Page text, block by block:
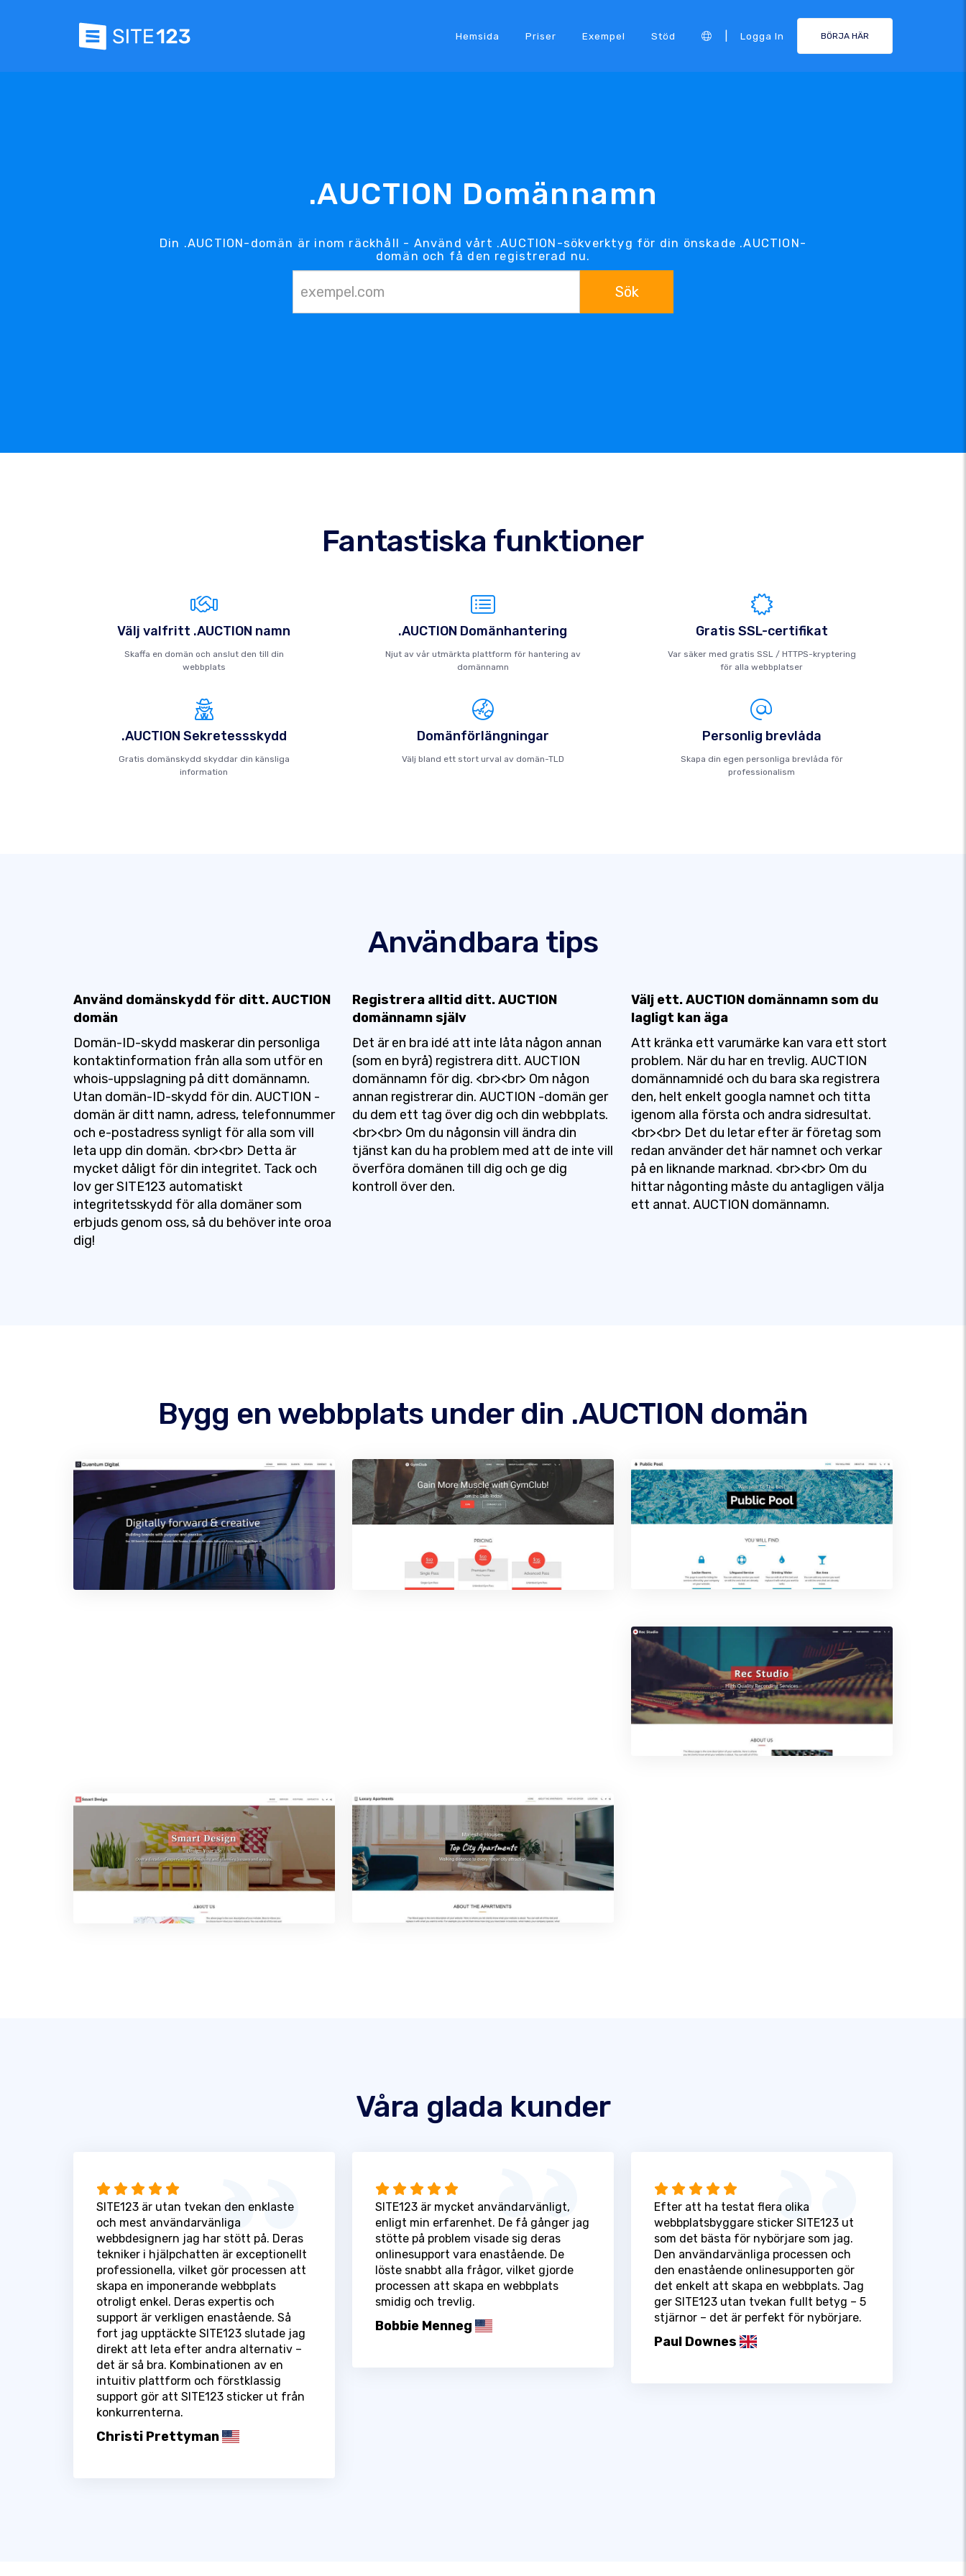
Hemsida Priser Exempel Stöd Logga In BÖRJA HÄR
.AUCTION Domännamn
Din .AUCTION-domän är inom räckhåll - Använd vårt .AUCTION-sökverktyg för din önskade .AUCTION-
domän och få den registrerad nu.
Sök
Fantastiska funktioner
Välj valfritt .AUCTION namn
Skaffa en domän och anslut den till din
webbplats
.AUCTION Domänhantering
Njut av vår utmärkta plattform för hantering av
domännamn
Gratis SSL-certifikat
Var säker med gratis SSL / HTTPS-kryptering
för alla webbplatser
.AUCTION Sekretessskydd
Gratis domänskydd skyddar din känsliga
information
Domänförlängningar
Välj bland ett stort urval av domän-TLD
Personlig brevlåda
Skapa din egen personliga brevlåda för
professionalism
Användbara tips
Använd domänskydd för ditt. AUCTION
domän
Domän-ID-skydd maskerar din personliga
kontaktinformation från alla som utför en
whois-uppslagning på ditt domännamn.
Utan domän-ID-skydd för din. AUCTION -
domän är ditt namn, adress, telefonnummer
och e-postadress synligt för alla som vill
leta upp din domän. <br><br> Detta är
mycket dåligt för din integritet. Tack och
lov ger SITE123 automatiskt
integritetsskydd för alla domäner som
erbjuds genom oss, så du behöver inte oroa
dig!
Registrera alltid ditt. AUCTION
domännamn själv
Det är en bra idé att inte låta någon annan
(som en byrå) registrera ditt. AUCTION
domännamn för dig. <br><br> Om någon
annan registrerar din. AUCTION -domän ger
du dem ett tag över dig och din webbplats.
<br><br> Om du någonsin vill ändra din
tjänst kan du ha problem med att de inte vill
överföra domänen till dig och ge dig
kontroll över den.
Välj ett. AUCTION domännamn som du
lagligt kan äga
Att kränka ett varumärke kan vara ett stort
problem. När du har en trevlig. AUCTION
domännamnidé och du bara ska registrera
den, helt enkelt googla namnet och titta
igenom alla första och andra sidresultat.
<br><br> Det du letar efter är företag som
redan använder det här namnet och verkar
på en liknande marknad. <br><br> Om du
hittar någonting måste du antagligen välja
ett annat. AUCTION domännamn.
Bygg en webbplats under din .AUCTION domän
Våra glada kunder
SITE123 är utan tvekan den enklaste
och mest användarvänliga
webbdesignern jag har stött på. Deras
tekniker i hjälpchatten är exceptionellt
professionella, vilket gör processen att
skapa en imponerande webbplats
otroligt enkel. Deras expertis och
support är verkligen enastående. Så
fort jag upptäckte SITE123 slutade jag
direkt att leta efter andra alternativ –
det är så bra. Kombinationen av en
intuitiv plattform och förstklassig
support gör att SITE123 sticker ut från
konkurrenterna.
Christi Prettyman
SITE123 är mycket användarvänligt,
enligt min erfarenhet. De få gånger jag
stötte på problem visade sig deras
onlinesupport vara enastående. De
löste snabbt alla frågor, vilket gjorde
processen att skapa en webbplats
smidig och trevlig.
Bobbie Menneg
Efter att ha testat flera olika
webbplatsbyggare sticker SITE123 ut
som det bästa för nybörjare som jag.
Den användarvänliga processen och
den enastående onlinesupporten gör
det enkelt att skapa en webbplats. Jag
ger SITE123 utan tvekan fullt betyg – 5
stjärnor – det är perfekt för nybörjare.
Paul Downes